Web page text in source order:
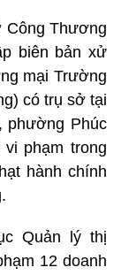
Công Thương
biên bản xử
mại Trường
có trụ sở tại
phường Phúc
phạm trong
hành chính
Quản lý thị
12 doanh